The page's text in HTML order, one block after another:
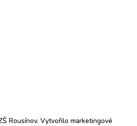
Rousínov. Vytvořilo marketingové